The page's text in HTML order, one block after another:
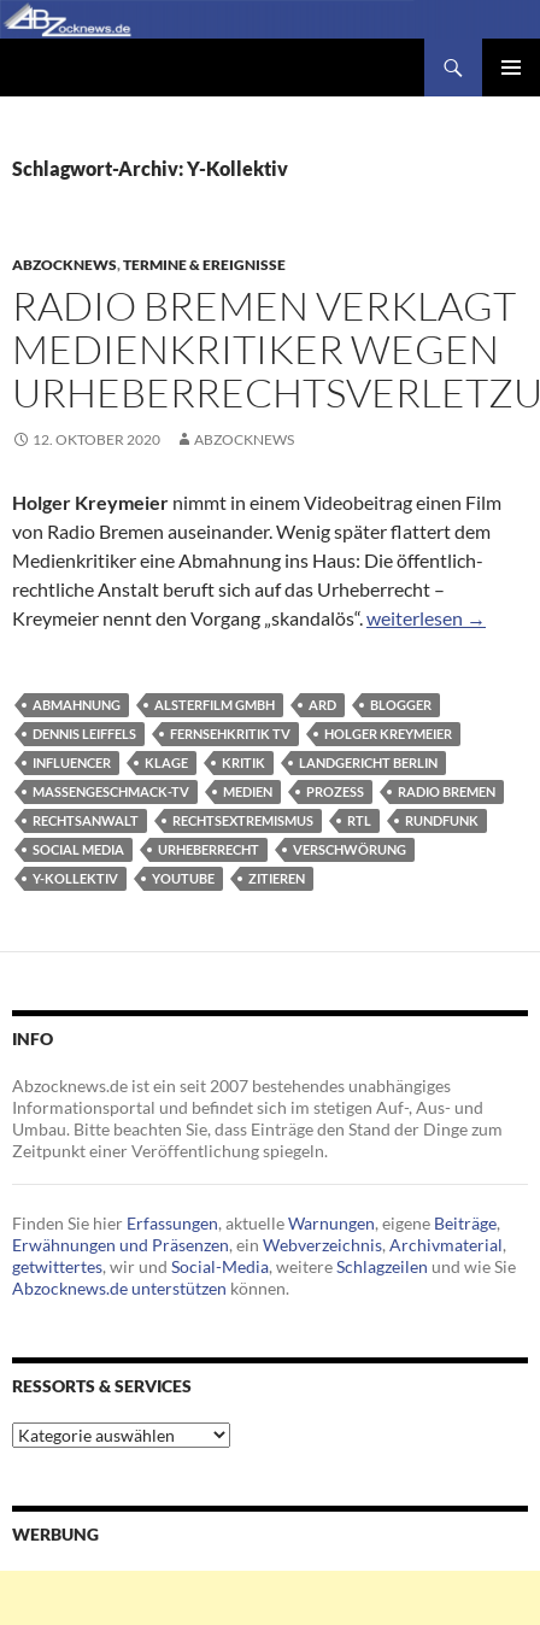
Zum
Inhalt
Schlagwort-Archiv: Y-Kollektiv
ABZOCKNEWS,TERMINE & EREIGNISSE
RADIO BREMEN VERKLAGT
MEDIENKRITIKER WEGEN
12. OKTOBER 2020 ABZOCKNEWS
Holger Kreymeier nimmt in einem Videobeitrag einen Film
von Radio Bremen auseinander. Wenig später flattert dem
Medienkritiker eine Abmahnung ins Haus: Die öffentlich-
rechtliche Anstalt beruft sich auf das Urheberrecht –
Kreymeier nennt den Vorgang „skandalös“.Radio Bremen
weiterlesen →
ABMAHNUNG ALSTERFILM GMBH ARD
BLOGGER
DENNIS LEIFFELS
FERNSEHKRITIK TV
HOLGER KREYMEIER
INFLUENCER
KLAGE KRITIK
LANDGERICHT BERLIN
MASSENGESCHMACK-TV
MEDIEN PROZESS
RADIO BREMEN
RECHTSANWALT
RECHTSEXTREMISMUS RTL
RUNDFUNK
SOCIAL MEDIA
URHEBERRECHT
VERSCHWÖRUNG
Y-KOLLEKTIV
YOUTUBE ZITIEREN
INFO
Abzocknews.de ist ein seit 2007 bestehendes unabhängiges
Informationsportal und befindet sich im stetigen Auf-, Aus- und
Umbau. Bitte beachten Sie, dass Einträge den Stand der Dinge zum
Zeitpunkt einer Veröffentlichung spiegeln.
Finden Sie hier Erfassungen, aktuelleWarnungen, eigene Beiträge,
Erwähnungen und Präsenzen, ein Webverzeichnis, Archivmaterial,
getwittertes, wir und Social-Media, weitereSchlagzeilen und wie Sie
Abzocknews.de unterstützen können.
RESSORTS & SERVICES
Ressorts
&
WERBUNG